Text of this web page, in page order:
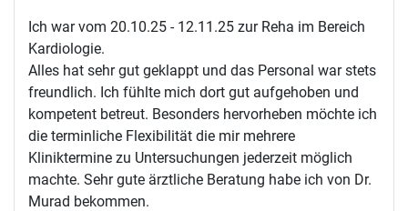
Ich war vom 20.10.25 - 12.11.25 zur Reha im Bereich
Kardiologie.
Alles hat sehr gut geklappt und das Personal war stets
freundlich. Ich fühlte mich dort gut aufgehoben und
kompetent betreut. Besonders hervorheben möchte ich
die terminliche Flexibilität die mir mehrere
Kliniktermine zu Untersuchungen jederzeit möglich
machte. Sehr gute ärztliche Beratung habe ich von Dr.
Murad bekommen.